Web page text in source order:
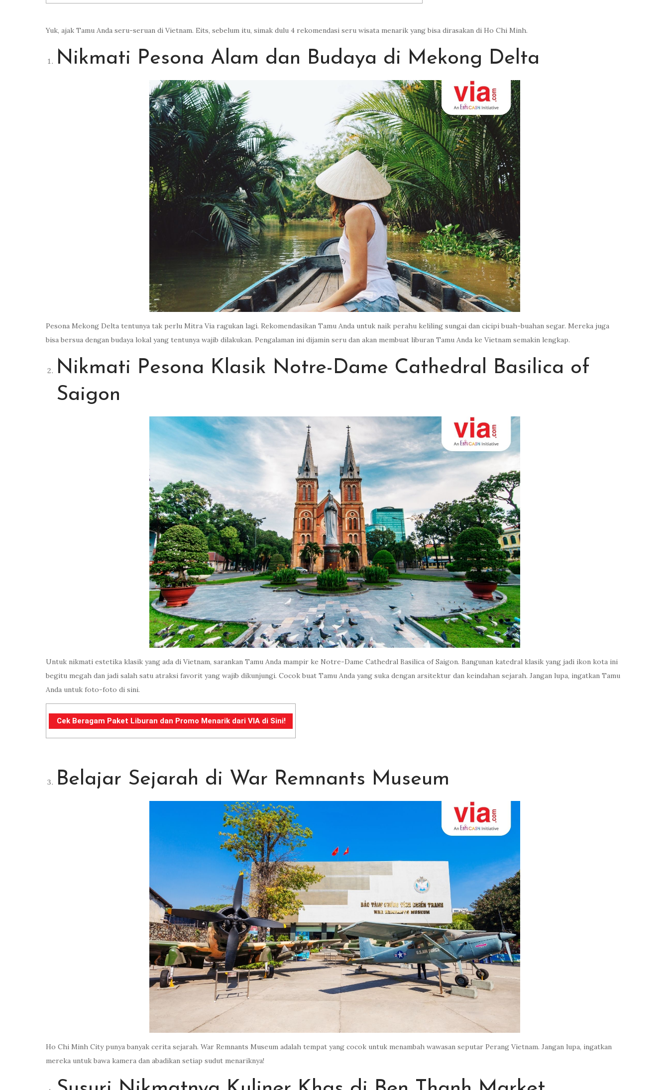
Yuk, ajak Tamu Anda seru-seruan di Vietnam. Eits, sebelum itu, simak dulu 4 rekomendasi seru wisata menarik yang bisa dirasakan di Ho Chi Minh.
Nikmati Pesona Alam dan Budaya di Mekong Delta
Pesona Mekong Delta tentunya tak perlu Mitra Via ragukan lagi. Rekomendasikan Tamu Anda untuk naik perahu keliling sungai dan cicipi buah-buahan segar. Mereka juga
bisa bersua dengan budaya lokal yang tentunya wajib dilakukan. Pengalaman ini dijamin seru dan akan membuat liburan Tamu Anda ke Vietnam semakin lengkap.
Nikmati Pesona Klasik Notre-Dame Cathedral Basilica of
Saigon
Untuk nikmati estetika klasik yang ada di Vietnam, sarankan Tamu Anda mampir ke Notre-Dame Cathedral Basilica of Saigon. Bangunan katedral klasik yang jadi ikon kota ini
begitu megah dan jadi salah satu atraksi favorit yang wajib dikunjungi. Cocok buat Tamu Anda yang suka dengan arsitektur dan keindahan sejarah. Jangan lupa, ingatkan Tamu
Anda untuk foto-foto di sini.
Cek Beragam Paket Liburan dan Promo Menarik dari VIA di Sini!
Belajar Sejarah di War Remnants Museum
Ho Chi Minh City punya banyak cerita sejarah. War Remnants Museum adalah tempat yang cocok untuk menambah wawasan seputar Perang Vietnam. Jangan lupa, ingatkan
mereka untuk bawa kamera dan abadikan setiap sudut menariknya!